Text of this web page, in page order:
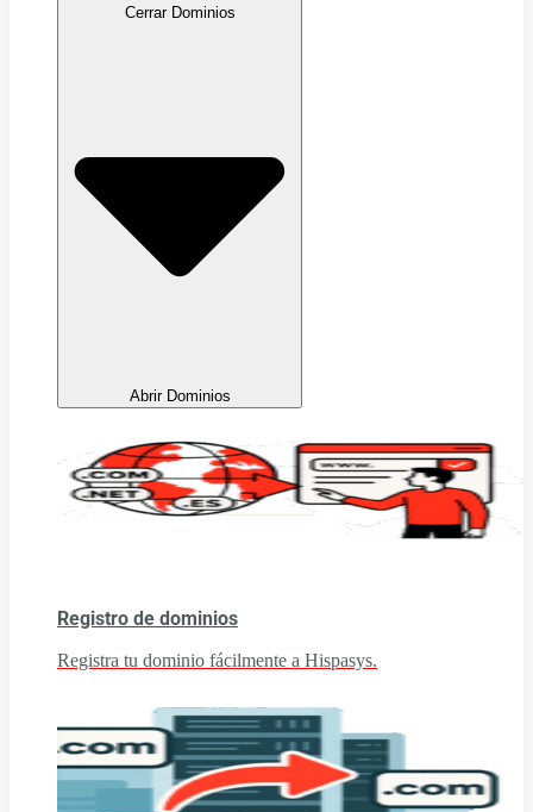
Cerrar Dominios
Abrir Dominios
Registro de dominios
Registra tu dominio fácilmente a Hispasys.